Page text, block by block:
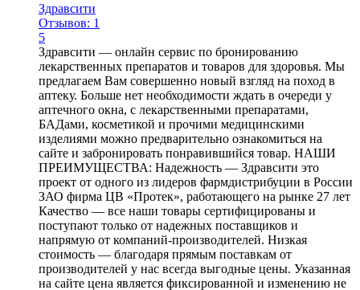
Здравсити
Отзывов: 1
5
Здравсити — онлайн сервис по бронированию
лекарственных препаратов и товаров для здоровья. Мы
предлагаем Вам совершенно новый взгляд на поход в
аптеку. Больше нет необходимости ждать в очереди у
аптечного окна, с лекарственными препаратами,
БАДами, косметикой и прочими медицинскими
изделиями можно предварительно ознакомиться на
сайте и забронировать понравившийся товар. НАШИ
ПРЕИМУЩЕСТВА: Надежность — Здравсити это
проект от одного из лидеров фармдистрибуции в России
ЗАО фирма ЦВ «Протек», работающего на рынке 27 лет
Качество — все наши товары сертифицированы и
поступают только от надежных поставщиков и
напрямую от компаний-производителей. Низкая
стоимость — благодаря прямым поставкам от
производителей у нас всегда выгодные цены. Указанная
на сайте цена является фиксированной и изменению не